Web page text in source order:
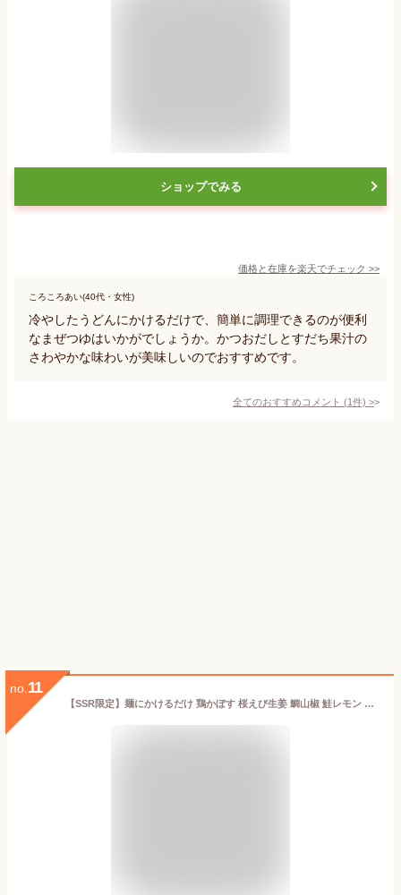
ショップでみる
価格と在庫を楽天でチェック >>
ころころあい(40代・女性)
冷やしたうどんにかけるだけで、簡単に調理できるのが便利
なまぜつゆはいかがでしょうか。かつおだしとすだち果汁の
さわやかな味わいが美味しいのでおすすめです。
全てのおすすめコメント (1件) >
no. 11
【SSR限定】麺にかけるだけ 鶏かぼす 桜えび生姜 鯛山椒 鮭レモン 鶏ゆず胡椒 梅しそじゃこ ６種類セット 高級コットンおしぼり付き